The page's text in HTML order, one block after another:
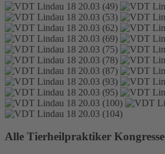
Alle Tierheilpraktiker Kongresse